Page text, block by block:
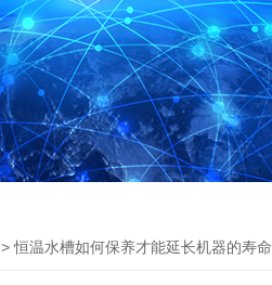
> 恒温水槽如何保养才能延长机器的寿命